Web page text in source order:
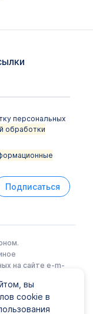
персональных
обработки
Подписаться
на сайте e-m-
вы
cookie в